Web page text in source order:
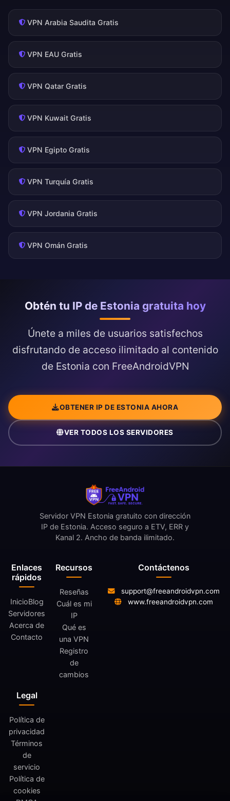
VPN Arabia Saudita Gratis
VPN EAU Gratis
VPN Qatar Gratis
VPN Kuwait Gratis
VPN Egipto Gratis
VPN Turquía Gratis
VPN Jordania Gratis
VPN Omán Gratis
Obtén tu IP de Estonia gratuita hoy
Únete a miles de usuarios satisfechos
disfrutando de acceso ilimitado al contenido
de Estonia con FreeAndroidVPN
OBTENER IP DE ESTONIA AHORA
VER TODOS LOS SERVIDORES
Enlaces
rápidos
InicioBlog
Servidores
Acerca de
Contacto
Recursos
Reseñas
Cuál es mi
IP
Qué es
una VPN
Registro
de
cambios
Legal
Política de
privacidad
Términos
de
servicio
Política de
cookies
Servidor VPN Estonia gratuito con dirección
IP de Estonia. Acceso seguro a ETV, ERR y
Kanal 2. Ancho de banda ilimitado.
Contáctenos
support@freeandroidvpn.com
www.freeandroidvpn.com